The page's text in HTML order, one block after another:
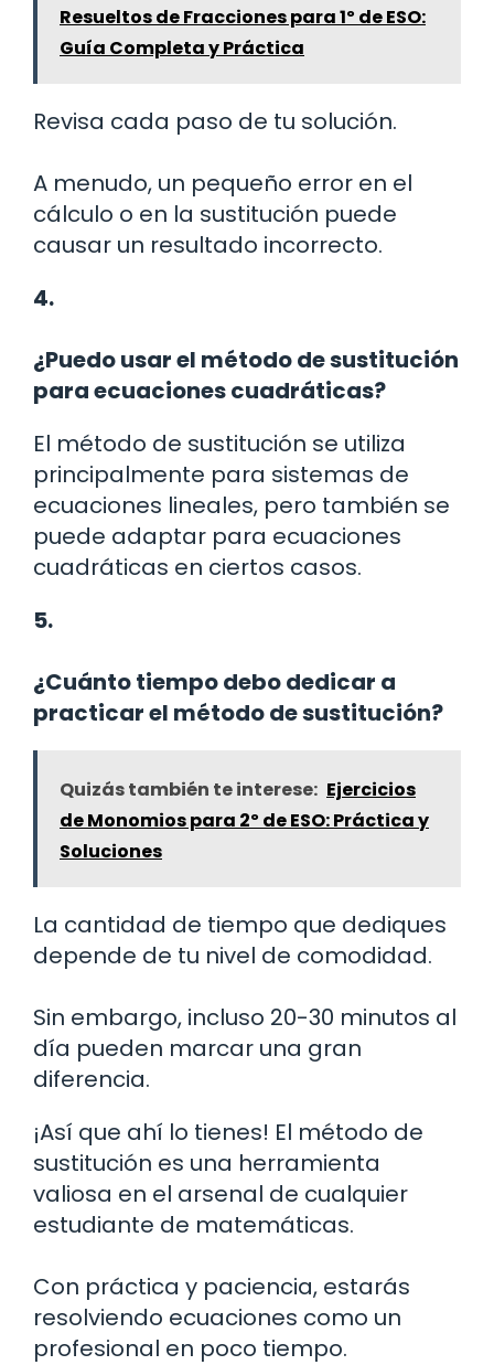
Resueltos de Fracciones para 1º de ESO:
Guía Completa y Práctica
Revisa cada paso de tu solución.
A menudo, un pequeño error en el
cálculo o en la sustitución puede
causar un resultado incorrecto.
4.
¿Puedo usar el método de sustitución
para ecuaciones cuadráticas?
El método de sustitución se utiliza
principalmente para sistemas de
ecuaciones lineales, pero también se
puede adaptar para ecuaciones
cuadráticas en ciertos casos.
5.
¿Cuánto tiempo debo dedicar a
practicar el método de sustitución?
Quizás también te interese: Ejercicios
de Monomios para 2º de ESO: Práctica y
Soluciones
La cantidad de tiempo que dediques
depende de tu nivel de comodidad.
Sin embargo, incluso 20-30 minutos al
día pueden marcar una gran
diferencia.
¡Así que ahí lo tienes! El método de
sustitución es una herramienta
valiosa en el arsenal de cualquier
estudiante de matemáticas.
Con práctica y paciencia, estarás
resolviendo ecuaciones como un
profesional en poco tiempo.